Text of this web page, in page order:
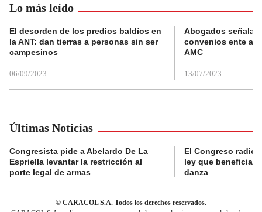
Lo más leído
El desorden de los predios baldíos en
la ANT: dan tierras a personas sin ser
campesinos
06/09/2023
Abogados
convenios ente
AMC
13/07/2023
Últimas Noticias
Congresista pide a Abelardo De La
Espriella levantar la restricción al
porte legal de armas
El Congreso
ley que beneficia
danza
© CARACOL S.A. Todos los derechos reservados.